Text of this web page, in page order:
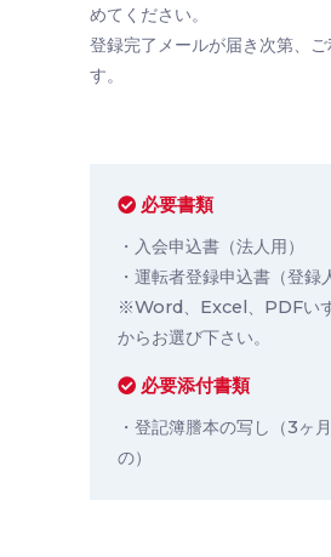
めてください。
登録完了メールが届き次第、
す。
必要書類
・入会申込書（法人用）
・運転者登録申込書（登録
※Word、Excel、PDFい
からお選び下さい。
必要添付書類
・登記簿謄本の写し（3ヶ
の）